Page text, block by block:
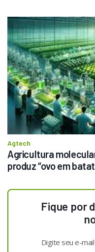
Agtech
Agricultura
produz “ovo em
Fique por
Digite seu e-